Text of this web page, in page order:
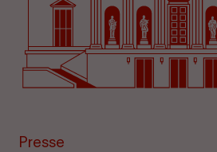
Presse